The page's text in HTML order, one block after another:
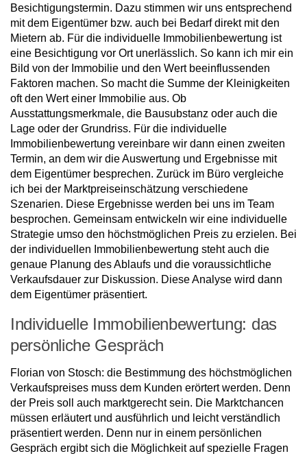
Besichtigungstermin. Dazu stimmen wir uns entsprechend
mit dem Eigentümer bzw. auch bei Bedarf direkt mit den
Mietern ab. Für die individuelle Immobilienbewertung ist
eine Besichtigung vor Ort unerlässlich. So kann ich mir ein
Bild von der Immobilie und den Wert beeinflussenden
Faktoren machen. So macht die Summe der Kleinigkeiten
oft den Wert einer Immobilie aus. Ob
Ausstattungsmerkmale, die Bausubstanz oder auch die
Lage oder der Grundriss. Für die individuelle
Immobilienbewertung vereinbare wir dann einen zweiten
Termin, an dem wir die Auswertung und Ergebnisse mit
dem Eigentümer besprechen. Zurück im Büro vergleiche
ich bei der Marktpreiseinschätzung verschiedene
Szenarien. Diese Ergebnisse werden bei uns im Team
besprochen. Gemeinsam entwickeln wir eine individuelle
Strategie umso den höchstmöglichen Preis zu erzielen. Bei
der individuellen Immobilienbewertung steht auch die
genaue Planung des Ablaufs und die voraussichtliche
Verkaufsdauer zur Diskussion. Diese Analyse wird dann
dem Eigentümer präsentiert.
Individuelle Immobilienbewertung: das
persönliche Gespräch
Florian von Stosch: die Bestimmung des höchstmöglichen
Verkaufspreises muss dem Kunden erörtert werden. Denn
der Preis soll auch marktgerecht sein. Die Marktchancen
müssen erläutert und ausführlich und leicht verständlich
präsentiert werden. Denn nur in einem persönlichen
Gespräch ergibt sich die Möglichkeit auf spezielle Fragen